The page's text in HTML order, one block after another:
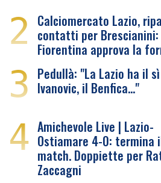
2 Calciomercato Lazio,
contatti per
Fiorentina approva la
3 Pedullà: "La Lazio ha il
Ivanovic, il Benfica…"
4 Amichevole Live | Lazio-
Ostiamare 4-0: termina
match. Doppiette per
Zaccagni